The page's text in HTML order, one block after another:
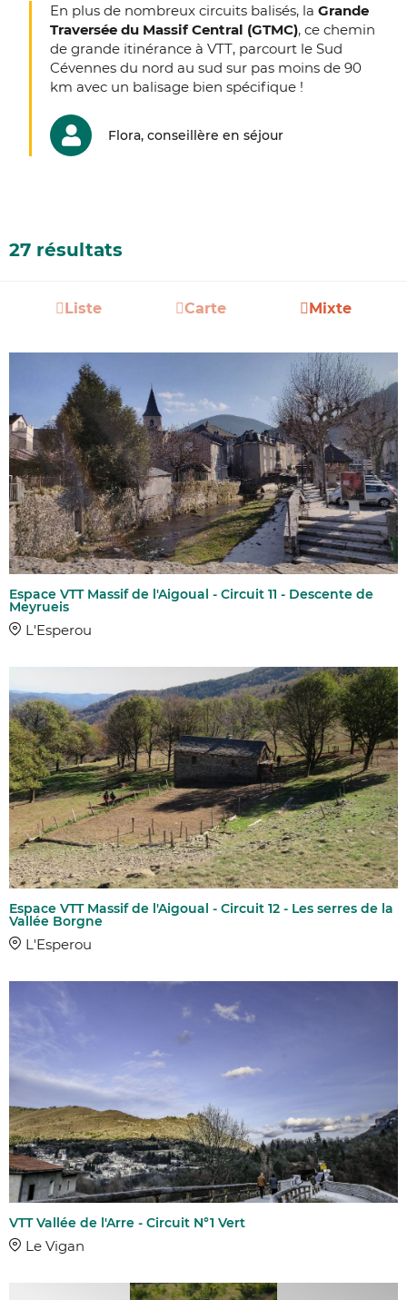
En plus de nombreux circuits balisés, la Grande
Traversée du Massif Central (GTMC), ce chemin
de grande itinérance à VTT, parcourt le Sud
Cévennes du nord au sud sur pas moins de 90
km avec un balisage bien spécifique !
Flora, conseillère en séjour
27 résultats
Liste Carte Mixte
Espace VTT Massif de l'Aigoual - Circuit 11 - Descente de
Meyrueis
L'Esperou
Espace VTT Massif de l'Aigoual - Circuit 12 - Les serres de la
Vallée Borgne
L'Esperou
VTT Vallée de l'Arre - Circuit N°1 Vert
Le Vigan